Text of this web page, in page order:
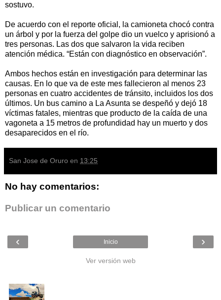
sostuvo.
De acuerdo con el reporte oficial, la camioneta chocó contra
un árbol y por la fuerza del golpe dio un vuelco y aprisionó a
tres personas. Las dos que salvaron la vida reciben
atención médica. “Están con diagnóstico en observación”.
Ambos hechos están en investigación para determinar las
causas. En lo que va de este mes fallecieron al menos 23
personas en cuatro accidentes de tránsito, incluidos los dos
últimos. Un bus camino a La Asunta se despeñó y dejó 18
víctimas fatales, mientras que producto de la caída de una
vagoneta a 15 metros de profundidad hay un muerto y dos
desaparecidos en el río.
San Jose de Oruro en 13:25
No hay comentarios:
Publicar un comentario
‹ ›
Inicio
Ver versión web